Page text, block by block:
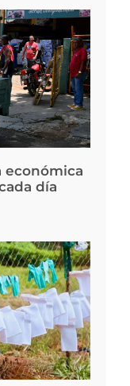
económica
día